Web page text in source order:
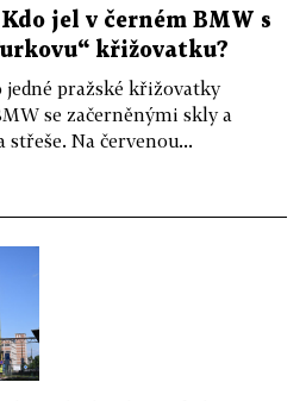
jel v černém BMW s
křižovatku?
jedné pražské křižovatky
se začerněnými skly a
Na červenou...